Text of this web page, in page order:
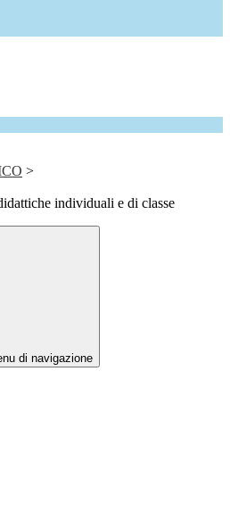
>
individuali e di classe
di navigazione